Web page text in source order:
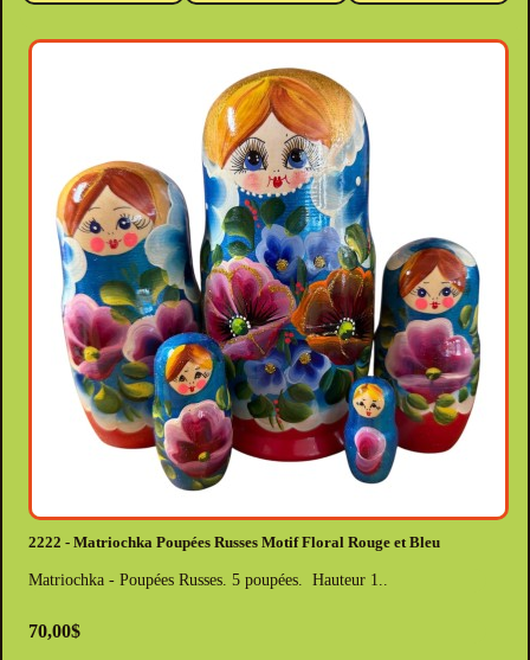
2222 - Matriochka Poupées Russes Motif Floral Rouge et Bleu
Matriochka - Poupées Russes. 5 poupées. Hauteur 1..
70,00$